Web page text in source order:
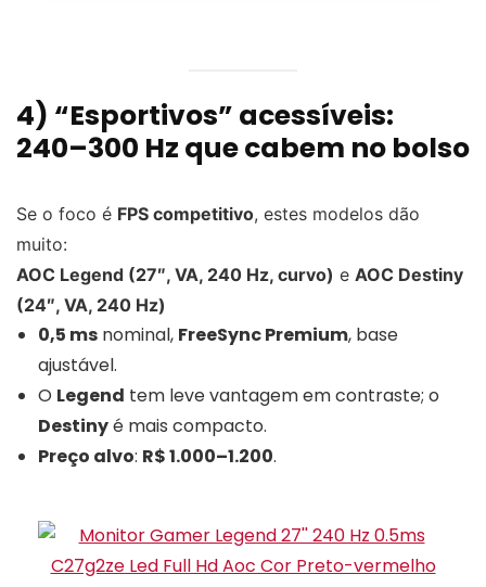
4) “Esportivos” acessíveis:
240–300 Hz que cabem no bolso
Se o foco é FPS competitivo, estes modelos dão
muito:
AOC Legend (27″, VA, 240 Hz, curvo) e AOC Destiny
(24″, VA, 240 Hz)
0,5 ms nominal, FreeSync Premium, base
ajustável.
O Legend tem leve vantagem em contraste; o
Destinyé mais compacto.
Preço alvo: R$ 1.000–1.200.